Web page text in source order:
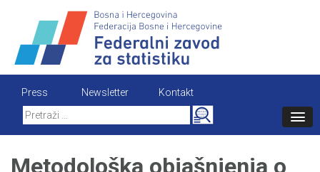
content
Press Newsletter
Kontakt
Search
for:
Metodološka objašnjenja o